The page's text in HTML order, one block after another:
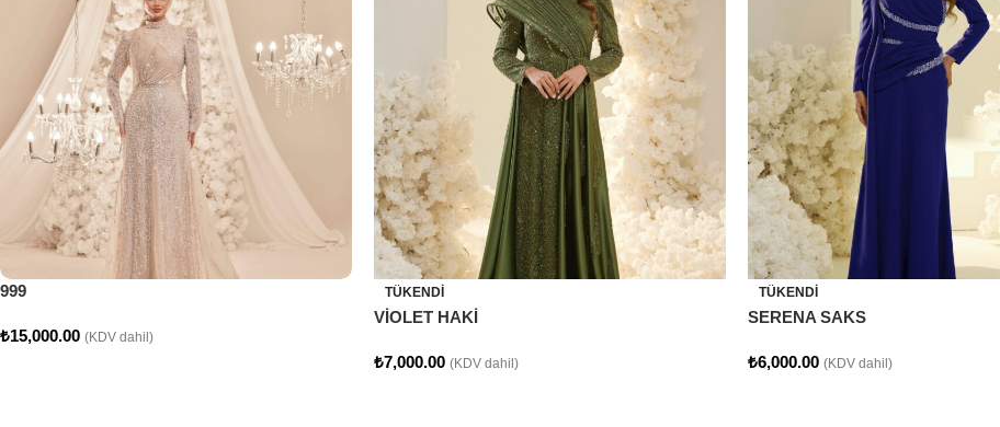
999
₺15,000.00 (KDV dahil)
TÜKENDI
VİOLET HAKİ
₺7,000.00 (KDV dahil)
TÜKENDI
SERENA SAKS
₺6,000.00 (KDV dahil)